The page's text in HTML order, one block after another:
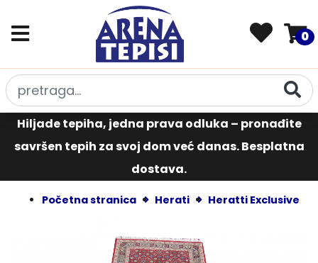
0
Hiljade tepiha, jedna prava odluka – pronađite
savršen tepih za svoj dom već danas. Besplatna
dostava.
Početna stranica Herati Heratti Exclusive